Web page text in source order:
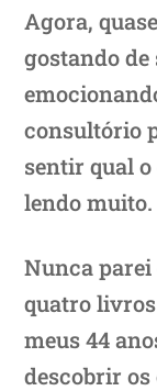
Agora,
gostando
consultório
sentir qual
lendo muito.
Nunca parei
quatro
meus 44
descobrir